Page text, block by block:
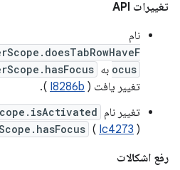
تغییرات API
نام
ocus به
تغییر یافت ( I8286b
).
تغییر نام
( Ic4273 )
رفع اشکالات